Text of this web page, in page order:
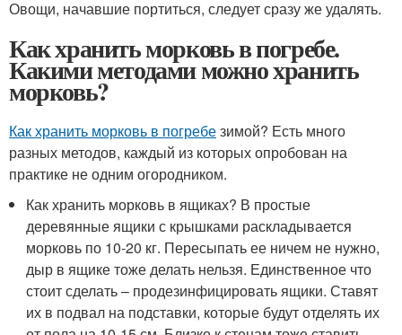
Овощи, начавшие портиться, следует сразу же удалять.
Как хранить морковь в погребе.
Какими методами можно хранить
морковь?
Как хранить морковь в погребезимой? Есть много
разных методов, каждый из которых опробован на
практике не одним огородником.
Как хранить морковь в ящиках? В простые
деревянные ящики с крышками раскладывается
морковь по 10-20 кг. Пересыпать ее ничем не нужно,
дыр в ящике тоже делать нельзя. Единственное что
стоит сделать – продезинфицировать ящики. Ставят
их в подвал на подставки, которые будут отделять их